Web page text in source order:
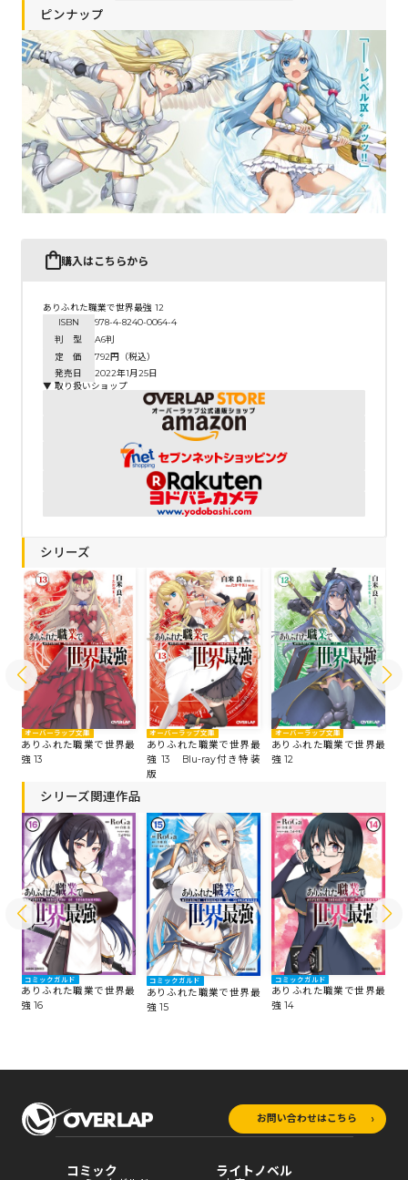
閉じる
ピンナップ
購入はこちらから
ありふれた職業で世界最強 12
ISBN
978-4-8240-0064-4
判 型
A6判
定 価
792円（税込）
発売日
2022年1月25日
▼ 取り扱いショップ
シリーズ
オーバーラップ文庫
ありふれた職業で世界最
強 13
オーバーラップ文庫
ありふれた職業で世界最
強 13 Blu-ray付き特装
版
オーバーラップ文庫
ありふれた職業で世界最
強 12
シリーズ関連作品
コミックガルド
ありふれた職業で世界最
強 16
コミックガルド
ありふれた職業で世界最
強 15
コミックガルド
ありふれた職業で世界最
強 14
お問い合わせはこちら
コミック ライトノベル